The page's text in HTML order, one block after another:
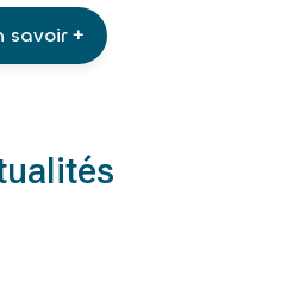
savoir +